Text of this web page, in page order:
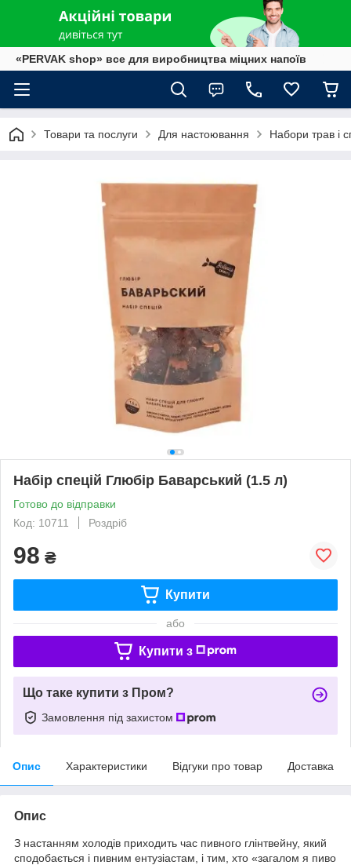
«PERVAK shop» все для виробництва міцних напоїв
Товари та послуги Для настоювання Набори трав і
Набір спецій Глюбір Баварський (1.5 л)
Готово до відправки
Код: 10711
Роздріб
98 ₴
Купити
або
Купити з
Що таке купити з Пром?
Замовлення під захистом
Опис Характеристики Відгуки про товар Доставка
Опис
З настанням холодів приходить час пивного глінтвейну, який
сподобається і пивним ентузіастам, і тим, хто «загалом я пиво